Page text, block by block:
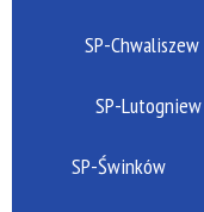
SP-Chwaliszew
SP-Lutogniew
SP-Świnków